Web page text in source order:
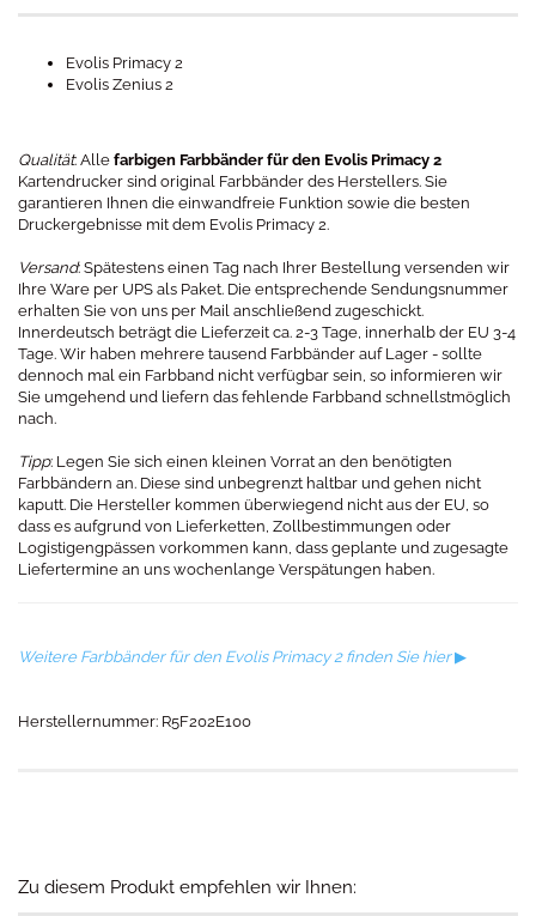
Evolis Primacy 2
Evolis Zenius 2
Qualität: Alle farbigen Farbbänder für den Evolis Primacy 2
Kartendrucker sind original Farbbänder des Herstellers. Sie
garantieren Ihnen die einwandfreie Funktion sowie die besten
Druckergebnisse mit dem Evolis Primacy 2.
Versand: Spätestens einen Tag nach Ihrer Bestellung versenden wir
Ihre Ware per UPS als Paket. Die entsprechende Sendungsnummer
erhalten Sie von uns per Mail anschließend zugeschickt.
Innerdeutsch beträgt die Lieferzeit ca. 2-3 Tage, innerhalb der EU 3-4
Tage. Wir haben mehrere tausend Farbbänder auf Lager - sollte
dennoch mal ein Farbband nicht verfügbar sein, so informieren wir
Sie umgehend und liefern das fehlende Farbband schnellstmöglich
nach.
Tipp: Legen Sie sich einen kleinen Vorrat an den benötigten
Farbbändern an. Diese sind unbegrenzt haltbar und gehen nicht
kaputt. Die Hersteller kommen überwiegend nicht aus der EU, so
dass es aufgrund von Lieferketten, Zollbestimmungen oder
Logistigengpässen vorkommen kann, dass geplante und zugesagte
Liefertermine an uns wochenlange Verspätungen haben.
Weitere Farbbänder für den Evolis Primacy 2 finden Sie hier▶
Herstellernummer: R5F202E100​
Zu diesem Produkt empfehlen wir Ihnen: